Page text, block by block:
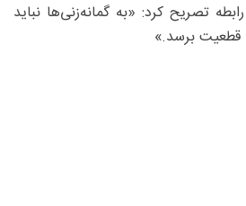
تصریح کرد: «به گمانه‌زنی‌ها نباید
قطعیت برسد.»